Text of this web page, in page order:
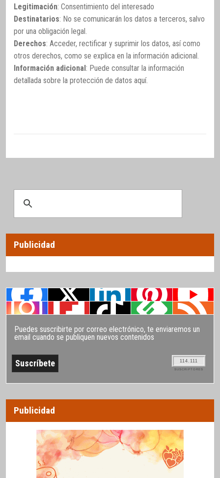
Legitimación: Consentimiento del interesado
Destinatarios: No se comunicarán los datos a terceros, salvo
por una obligación legal.
Derechos: Acceder, rectificar y suprimir los datos, así como
otros derechos, como se explica en la información adicional.
Información adicional : Puede consultar la información
detallada sobre la protección de datos aquí.
Publicidad
Puedes suscribirte por correo electrónico, te enviaremos un
email cuando se publiquen nuevos contenidos
114.111
SUSCRIPTORES
Publicidad